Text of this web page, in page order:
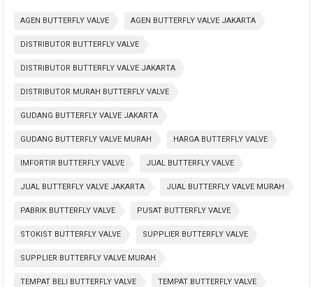
AGEN BUTTERFLY VALVE AGEN BUTTERFLY VALVE JAKARTA
DISTRIBUTOR BUTTERFLY VALVE
DISTRIBUTOR BUTTERFLY VALVE JAKARTA
DISTRIBUTOR MURAH BUTTERFLY VALVE
GUDANG BUTTERFLY VALVE JAKARTA
GUDANG BUTTERFLY VALVE MURAH HARGA BUTTERFLY VALVE
IMFORTIR BUTTERFLY VALVE JUAL BUTTERFLY VALVE
JUAL BUTTERFLY VALVE JAKARTA JUAL BUTTERFLY VALVE MURAH
PABRIK BUTTERFLY VALVE PUSAT BUTTERFLY VALVE
STOKIST BUTTERFLY VALVE SUPPLIER BUTTERFLY VALVE
SUPPLIER BUTTERFLY VALVE MURAH
TEMPAT BELI BUTTERFLY VALVE TEMPAT BUTTERFLY VALVE